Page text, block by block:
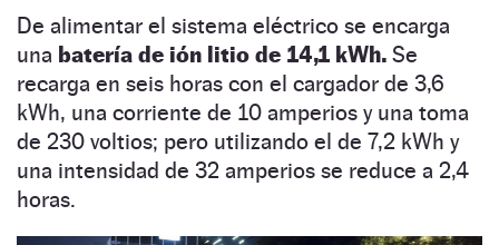
De alimentar el sistema eléctrico se encarga
una batería de ión litio de 14,1 kWh. Se
recarga en seis horas con el cargador de 3,6
kWh, una corriente de 10 amperios y una toma
de 230 voltios; pero utilizando el de 7,2 kWh y
una intensidad de 32 amperios se reduce a 2,4
horas.